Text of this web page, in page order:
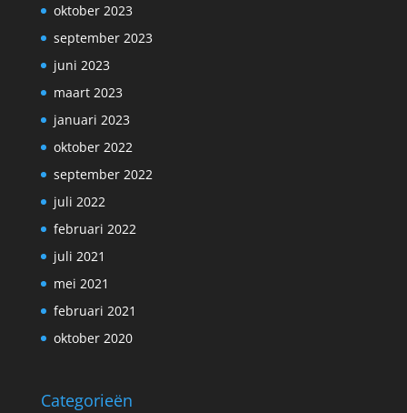
oktober 2023
september 2023
juni 2023
maart 2023
januari 2023
oktober 2022
september 2022
juli 2022
februari 2022
juli 2021
mei 2021
februari 2021
oktober 2020
Categorieën